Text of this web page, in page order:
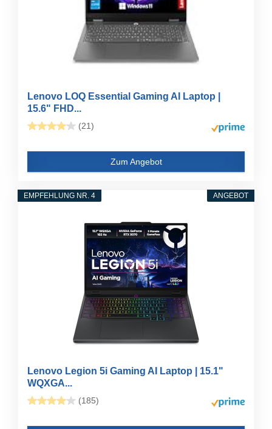
Lenovo LOQ Essential Gaming AI Laptop |
15.6" FHD...
(21)
Zum Angebot
ANGEBOT
EMPFEHLUNG NR. 4
Lenovo Legion 5i Gaming AI Laptop | 15.1"
WQXGA...
(185)